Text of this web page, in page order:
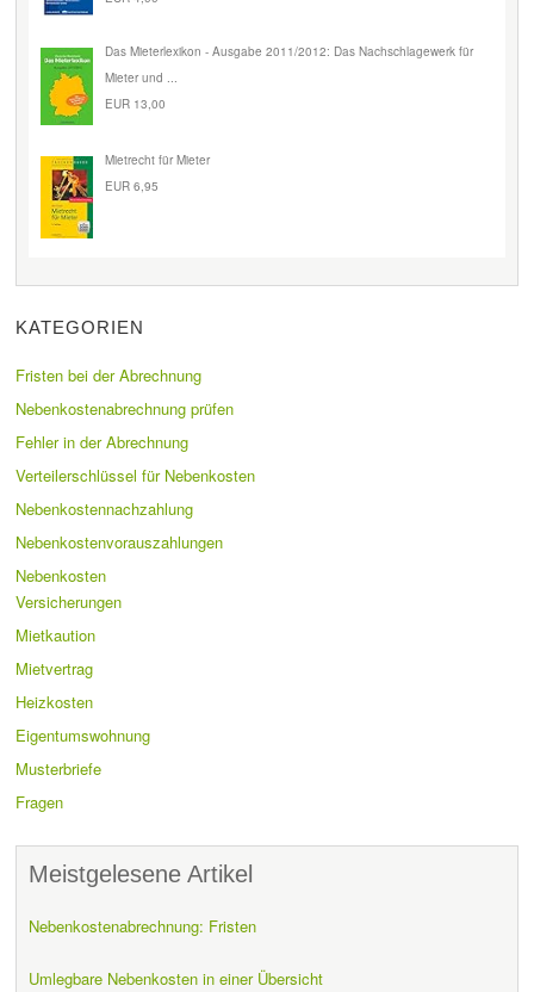
Das Mieterlexikon - Ausgabe 2011/2012: Das Nachschlagewerk für
Mieter und ...
EUR 13,00
Mietrecht für Mieter
EUR 6,95
KATEGORIEN
Fristen bei der Abrechnung
Nebenkostenabrechnung prüfen
Fehler in der Abrechnung
Verteilerschlüssel für Nebenkosten
Nebenkostennachzahlung
Nebenkostenvorauszahlungen
Nebenkosten
Versicherungen
Mietkaution
Mietvertrag
Heizkosten
Eigentumswohnung
Musterbriefe
Fragen
Meistgelesene Artikel
Nebenkostenabrechnung: Fristen
Umlegbare Nebenkosten in einer Übersicht